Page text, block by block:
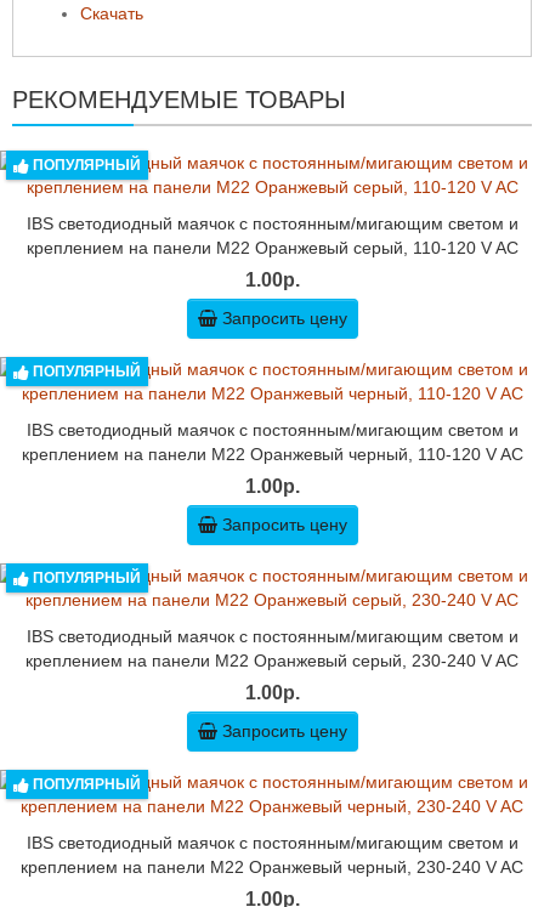
Скачать
РЕКОМЕНДУЕМЫЕ ТОВАРЫ
ПОПУЛЯРНЫЙ
IBS светодиодный маячок с постоянным/мигающим светом и
креплением на панели M22 Оранжевый серый, 110-120 V AC
1.00р.
Запросить цену
ПОПУЛЯРНЫЙ
IBS светодиодный маячок с постоянным/мигающим светом и
креплением на панели M22 Оранжевый черный, 110-120 V AC
1.00р.
Запросить цену
ПОПУЛЯРНЫЙ
IBS светодиодный маячок с постоянным/мигающим светом и
креплением на панели M22 Оранжевый серый, 230-240 V AC
1.00р.
Запросить цену
ПОПУЛЯРНЫЙ
IBS светодиодный маячок с постоянным/мигающим светом и
креплением на панели M22 Оранжевый черный, 230-240 V AC
1.00р.